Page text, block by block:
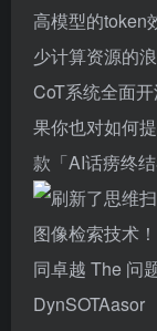
高模型的token
少计算资源的
CoT系统全面
果你也对如何
款「AI话痨终